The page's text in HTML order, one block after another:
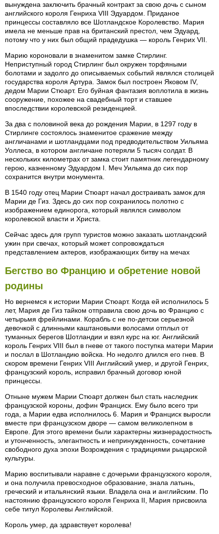
вынуждена заключить брачный контракт за свою дочь с сыном
английского короля Генриха VIII Эдуардом. Приданое
принцессы составляло все Шотландское Королевство. Мария
имела не меньше прав на британский престол, чем Эдуард,
потому что у них был общий прадедушка — король Генрих VII.
Марию короновали в знаменитом замке Стирлинг.
Неприступный город Стирлинг был окружен торфяными
болотами и задолго до описываемых событий являлся столицей
государства короля Артура. Замок был построен Яковом IV,
дедом Марии Стюарт. Его буйная фантазия воплотила в жизнь
сооружение, похожее на свадебный торт и ставшее
впоследствии королевской резиденцией.
За два с половиной века до рождения Марии, в 1297 году в
Стирлинге состоялось знаменитое сражение между
англичанами и шотландцами под предводительством Уильяма
Уоллеса, в котором англичане потеряли 5 тысяч солдат. В
нескольких километрах от замка стоит памятник легендарному
герою, казненному Эдуардом I. Меч Уильяма до сих пор
сохранится внутри монумента.
В 1540 году отец Марии Стюарт начал достраивать замок для
Марии де Гиз. Здесь до сих пор сохранилось полотно с
изображением единорога, который являлся символом
королевской власти и Христа.
Сейчас здесь для групп туристов можно заказать шотландский
ужин при свечах, который может сопровождаться
представлением актеров, изображающих битву на мечах
Бегство во Францию и обретение новой
родины
Но вернемся к истории Марии Стюарт. Когда ей исполнилось 5
лет, Мария де Гиз тайком отправила свою дочь во Францию с
четырьмя фрейлинами. Корабль с не по-детски серьезной
девочкой с длинными каштановыми волосами отплыл от
туманных берегов Шотландии и взял курс на юг. Английский
король Генрих VIII был в гневе от такого поступка матери Марии
и послал в Шотландию войска. Но недолго длился его гнев. В
скором времени Генрих VIII Английский умер, и другой Генрих,
французский король, исправил брачный договор юной
принцессы.
Отныне мужем Марии Стюарт должен был стать наследник
французской короны, дофин Франциск. Ему было всего три
года, а Марии едва исполнилось 6. Мария и Франциск выросли
вместе при французском дворе — самом великолепном в
Европе. Для этого времени были характерны жизнерадостность
и утонченность, элегантность и непринужденность, сочетание
свободного духа эпохи Возрождения с традициями рыцарской
культуры.
Марию воспитывали наравне с дочерьми французского короля,
и она получила превосходное образование, знала латынь,
греческий и итальянский языки. Владела она и английским. По
настоянию французского короля Генриха II, Мария присвоила
себе титул Королевы Английской.
Король умер, да здравствует королева!